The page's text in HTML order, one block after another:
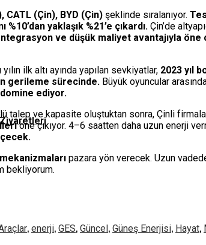
CATL (Çin), BYD (Çin) şeklinde sıralanıyor.
yaklaşık %21’e çıkardı. Çin’de
ve düşük maliyet avantajıyla öne
ilk altı ayında yapılan sevkiyatlar, 2023 yıl
gerileme sürecinde. Büyük oyuncular
ediyor.
ve kapasite oluştuktan sonra, Çinli
öne çıkıyor. 4–6 saatten daha uzun enerji
pazara yön verecek. Uzun
bekliyorum.
, enerji, GES, Güncel, Güneş Enerjisi, Hayat,